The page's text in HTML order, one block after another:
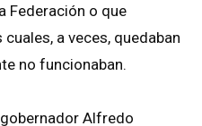
Federación o que
a veces, quedaban
no funcionaban.
Alfredo